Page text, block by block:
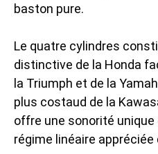
baston pure.
Le quatre cylindres
distinctive de la Honda
la Triumph et de la
plus costaud de la
offre une sonorité
régime linéaire